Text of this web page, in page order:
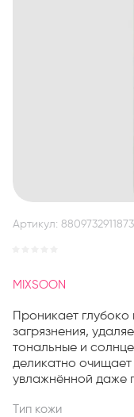
Артикул: 8809732911873
MIXSOON
Проникает
загрязнения,
тональные и
деликатно
увлажнённой даже
Тип кожи